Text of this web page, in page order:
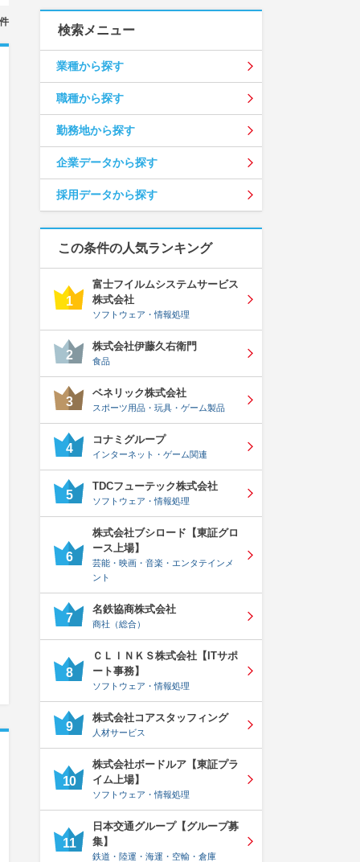
件
検索メニュー
業種から探す
職種から探す
勤務地から探す
企業データから探す
採用データから探す
この条件の人気ランキング
1
富士フイルムシステムサービス
株式会社
ソフトウェア・情報処理
2
株式会社伊藤久右衛門
食品
3
ベネリック株式会社
スポーツ用品・玩具・ゲーム製品
4
コナミグループ
インターネット・ゲーム関連
5
TDCフューテック株式会社
ソフトウェア・情報処理
6
株式会社ブシロード【東証グロ
ース上場】
芸能・映画・音楽・エンタテインメ
ント
7
名鉄協商株式会社
商社（総合）
8
ＣＬＩＮＫＳ株式会社【ITサポ
ート事務】
ソフトウェア・情報処理
9
株式会社コアスタッフィング
人材サービス
10
株式会社ボードルア【東証プラ
イム上場】
ソフトウェア・情報処理
11
日本交通グループ【グループ募
集】
鉄道・陸運・海運・空輸・倉庫